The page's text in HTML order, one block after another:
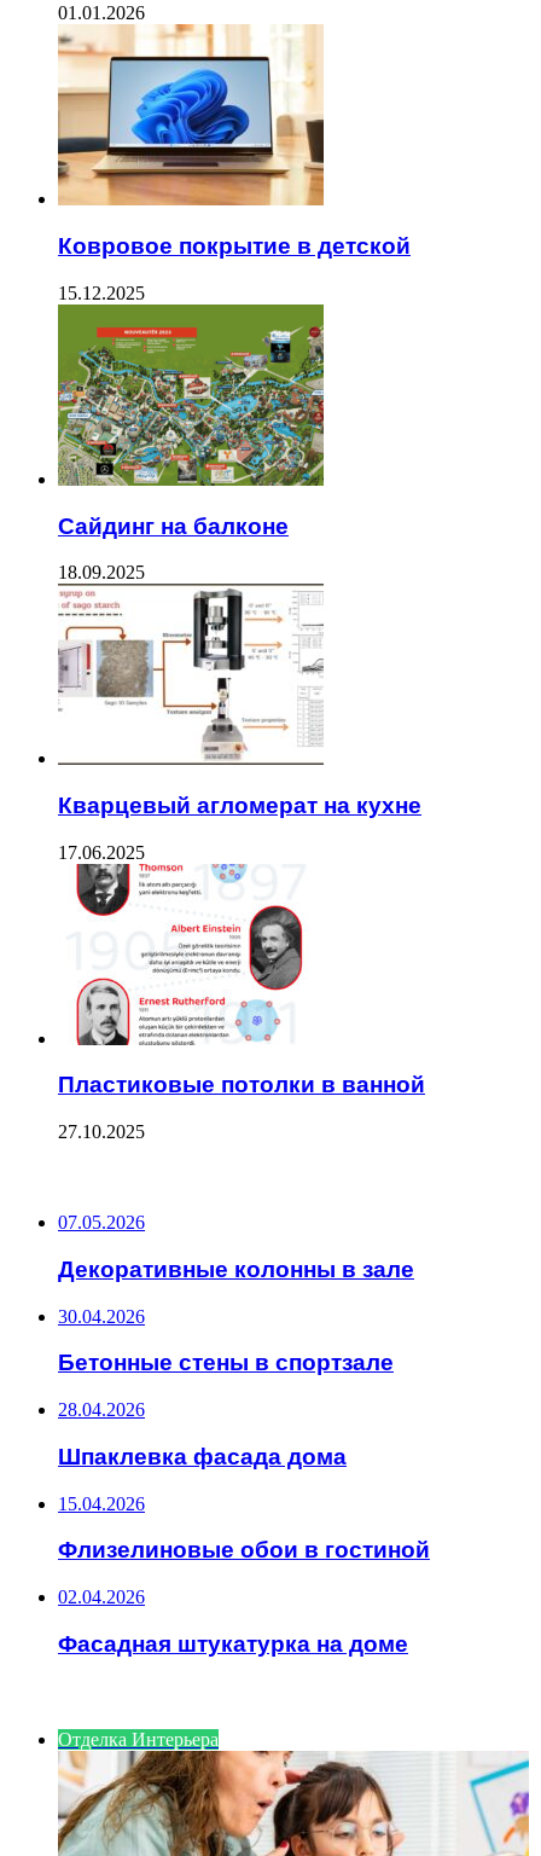
01.01.2026
Ковровое покрытие в детской
15.12.2025
Сайдинг на балконе
18.09.2025
Кварцевый агломерат на кухне
17.06.2025
Пластиковые потолки в ванной
27.10.2025
07.05.2026
Декоративные колонны в зале
30.04.2026
Бетонные стены в спортзале
28.04.2026
Шпаклевка фасада дома
15.04.2026
Флизелиновые обои в гостиной
02.04.2026
Фасадная штукатурка на доме
Отделка Интерьера